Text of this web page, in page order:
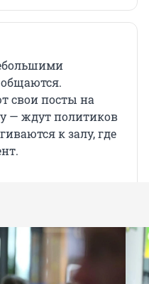
свои посты на
— ждут политиков
к залу, где